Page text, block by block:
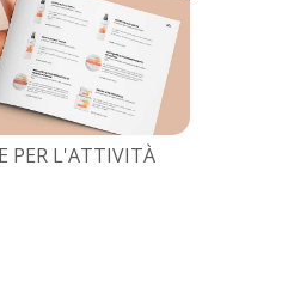
PER L'ATTIVITÀ